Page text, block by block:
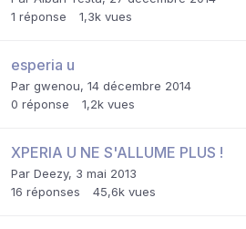
1 réponse 1,3k vues
esperia u
Par gwenou, 14 décembre 2014
0 réponse 1,2k vues
XPERIA U NE S'ALLUME PLUS !
Par Deezy, 3 mai 2013
16 réponses 45,6k vues